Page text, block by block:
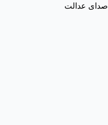
صدای عدالت